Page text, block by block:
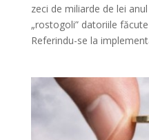
zeci de miliarde de lei
„rostogoli” datoriile
Referindu-se la